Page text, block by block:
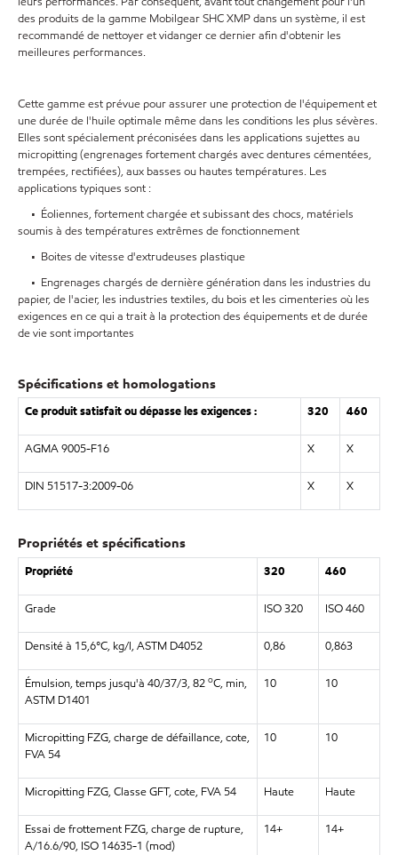
des produits de la gamme Mobilgear SHC XMP dans un système, il est
recommandé de nettoyer et vidanger ce dernier afin d'obtenir les
meilleures performances.
Cette gamme est prévue pour assurer une protection de l'équipement et
une durée de l'huile optimale même dans les conditions les plus sévères.
Elles sont spécialement préconisées dans les applications sujettes au
micropitting (engrenages fortement chargés avec dentures cémentées,
trempées, rectifiées), aux basses ou hautes températures. Les
applications typiques sont :
• Éoliennes, fortement chargée et subissant des chocs, matériels
soumis à des températures extrêmes de fonctionnement
• Boites de vitesse d'extrudeuses plastique
• Engrenages chargés de dernière génération dans les industries du
papier, de l'acier, les industries textiles, du bois et les cimenteries où les
exigences en ce qui a trait à la protection des équipements et de durée
de vie sont importantes
Spécifications et homologations
Ce produit satisfait ou dépasse les exigences : 320 460
AGMA 9005-F16 X X
DIN 51517-3:2009-06 X X
Propriétés et spécifications
Propriété 320 460
Grade ISO 320 ISO 460
Densité à 15,6°C, kg/l, ASTM D4052 0,86 0,863
Émulsion, temps jusqu'à 40/37/3, 82 oC, min,
ASTM D1401
10 10
Micropitting FZG, charge de défaillance, cote,
FVA 54
10 10
Micropitting FZG, Classe GFT, cote, FVA 54 Haute Haute
Essai de frottement FZG, charge de rupture,
A/16.6/90, ISO 14635-1 (mod)
14+ 14+